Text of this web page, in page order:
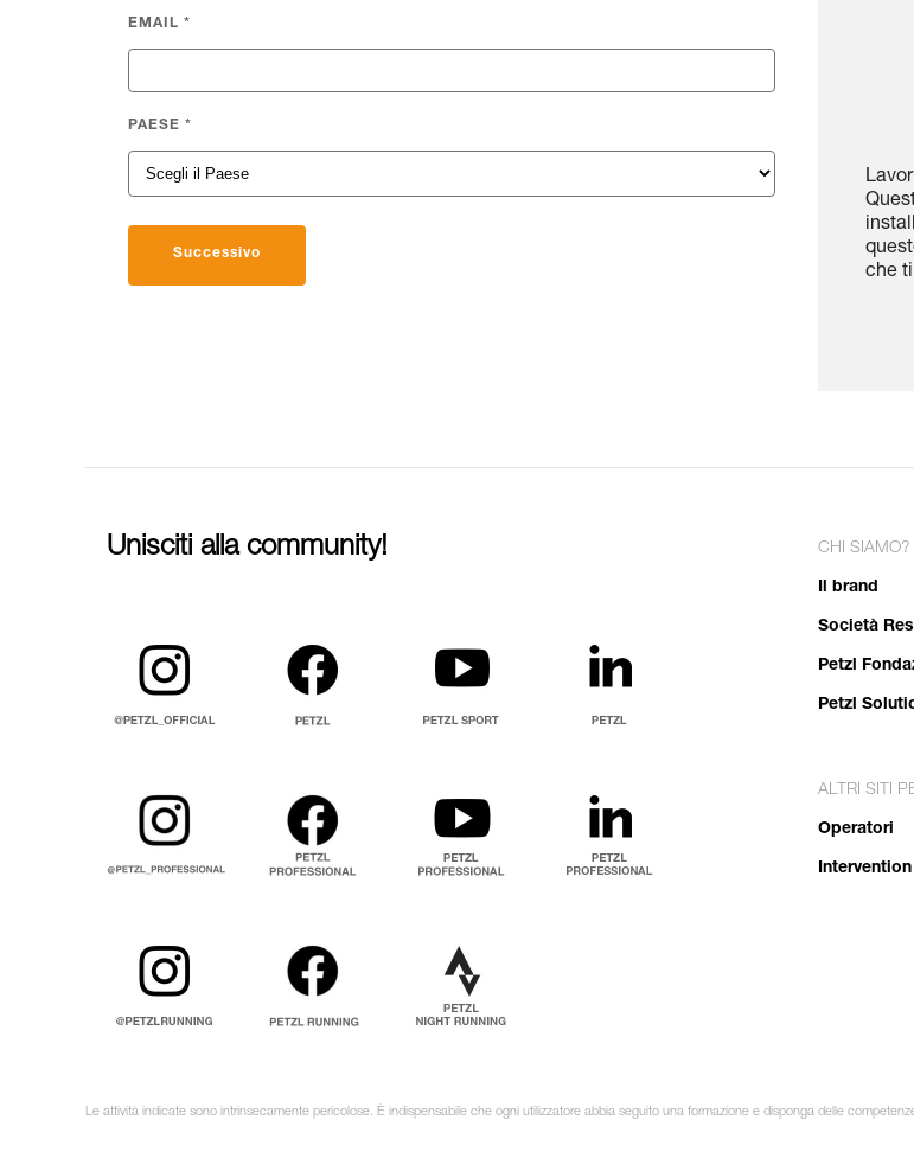
EMAIL *
PAESE *
Successivo
che
Unisciti alla community! CHI SIAMO?
Il brand
Società
Petzl
Petzl
ALTRI SITI
Operatori
Intervention
Le attività indicate sono intrinsecamente pericolose. È indispensabile che ogni utilizzatore abbia seguito una formazione e disponga delle